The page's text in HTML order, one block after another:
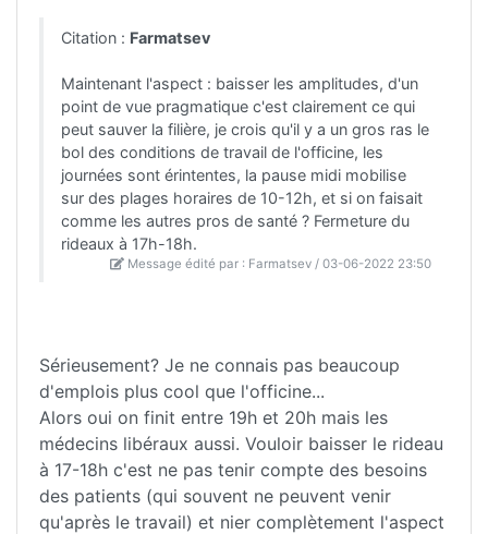
Citation : Farmatsev
Maintenant l'aspect : baisser les amplitudes, d'un
point de vue pragmatique c'est clairement ce qui
peut sauver la filière, je crois qu'il y a un gros ras le
bol des conditions de travail de l'officine, les
journées sont érintentes, la pause midi mobilise
sur des plages horaires de 10-12h, et si on faisait
comme les autres pros de santé ? Fermeture du
rideaux à 17h-18h.
Message édité par : Farmatsev / 03-06-2022 23:50
Sérieusement? Je ne connais pas beaucoup
d'emplois plus cool que l'officine...
Alors oui on finit entre 19h et 20h mais les
médecins libéraux aussi. Vouloir baisser le rideau
à 17-18h c'est ne pas tenir compte des besoins
des patients (qui souvent ne peuvent venir
qu'après le travail) et nier complètement l'aspect